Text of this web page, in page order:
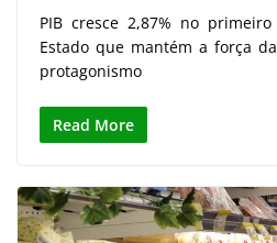
PIB cresce 2,87% no
Estado que mantém a força
protagonismo
Read More